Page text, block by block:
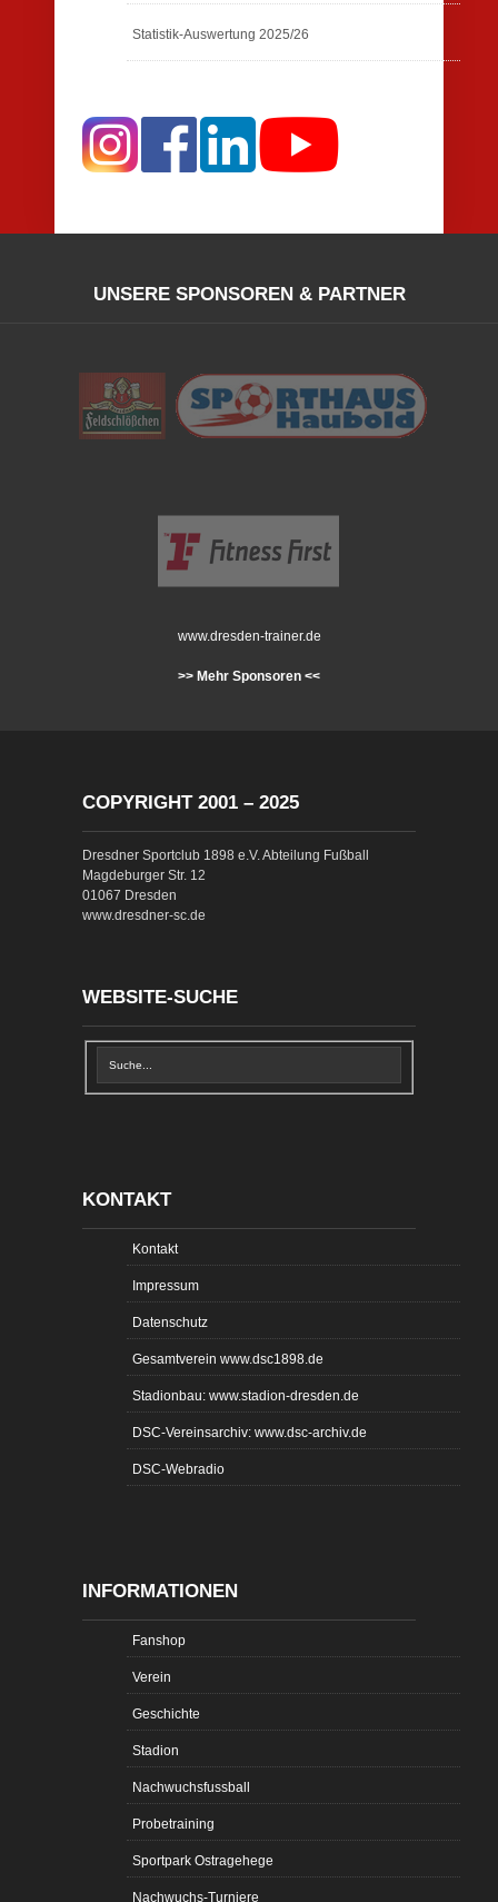
Statistik-Auswertung 2025/26
UNSERE SPONSOREN & PARTNER
www.dresden-trainer.de
>> Mehr Sponsoren <<
COPYRIGHT 2001 – 2025
Dresdner Sportclub 1898 e.V. Abteilung Fußball
Magdeburger Str. 12
01067 Dresden
www.dresdner-sc.de
WEBSITE-SUCHE
KONTAKT
Kontakt
Impressum
Datenschutz
Gesamtverein www.dsc1898.de
Stadionbau: www.stadion-dresden.de
DSC-Vereinsarchiv: www.dsc-archiv.de
DSC-Webradio
INFORMATIONEN
Fanshop
Verein
Geschichte
Stadion
Nachwuchsfussball
Probetraining
Sportpark Ostragehege
Nachwuchs-Turniere